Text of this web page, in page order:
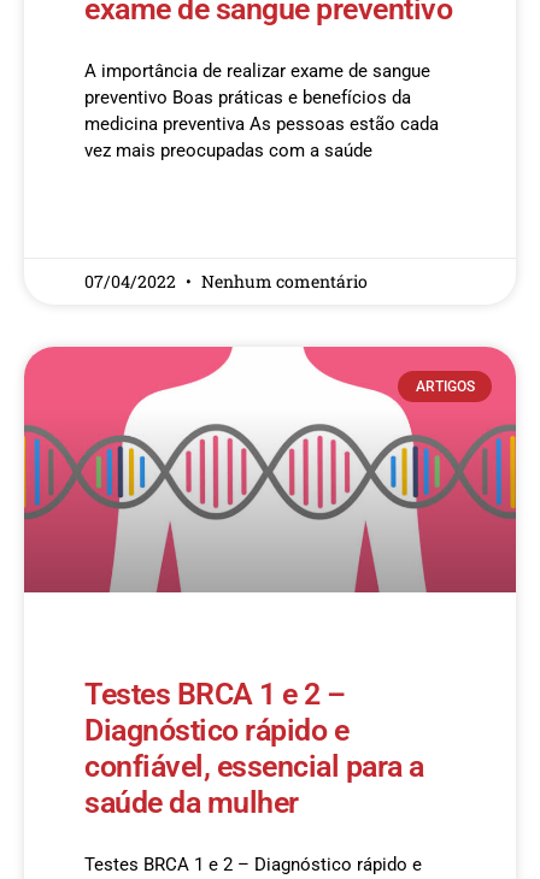
exame de sangue preventivo
A importância de realizar exame de sangue
preventivo Boas práticas e benefícios da
medicina preventiva As pessoas estão cada
vez mais preocupadas com a saúde
07/04/2022 Nenhum comentário
ARTIGOS
Testes BRCA 1 e 2 –
Diagnóstico rápido e
confiável, essencial para a
saúde da mulher
Testes BRCA 1 e 2 – Diagnóstico rápido e